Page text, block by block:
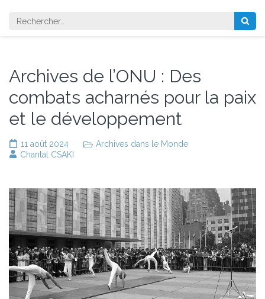
Rechercher
Archives de l’ONU : Des
combats acharnés pour la paix
et le développement
11 août 2024
Archives dans le Monde
Chantal CSAKI